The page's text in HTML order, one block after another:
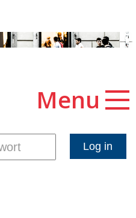
Menu